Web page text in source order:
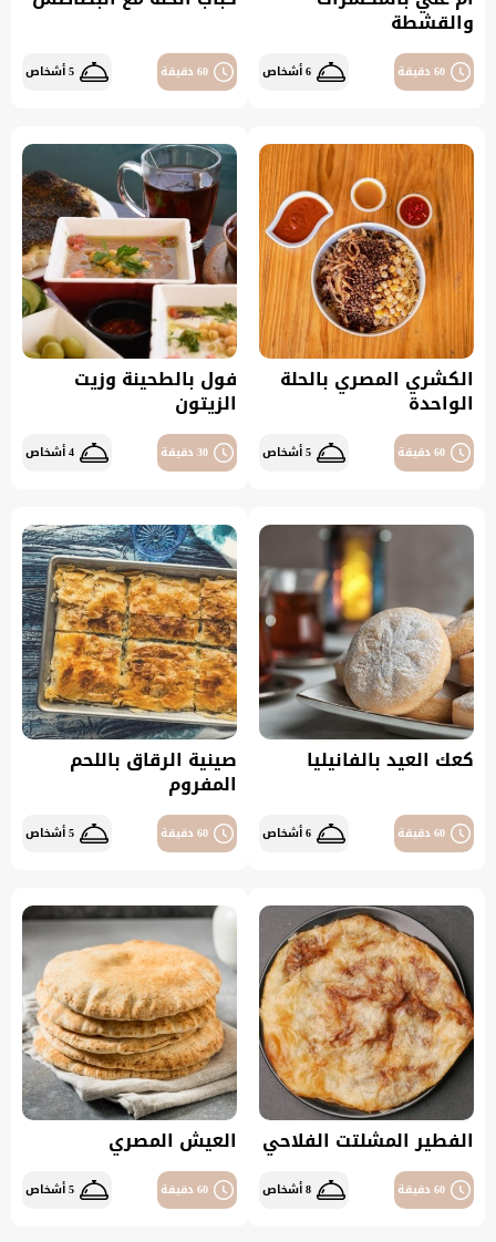
والقشطة
60 دقيقة 6 أشخاص 60 دقيقة 5 أشخاص
الكشري المصري بالحلة
الواحدة
60 دقيقة 5 أشخاص
فول بالطحينة وزيت
الزيتون
30 دقيقة 4 أشخاص
كعك العيد بالفانيليا
60 دقيقة 6 أشخاص
صينية الرقاق باللحم
المفروم
60 دقيقة 5 أشخاص
الفطير المشلتت الفلاحي
60 دقيقة 8 أشخاص
العيش المصري
60 دقيقة 5 أشخاص